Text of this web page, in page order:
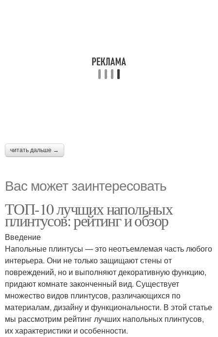
читать дальше →
Вас может заинтересовать
ТОП-10 лучших напольных
плинтусов: рейтинг и обзор
Введение
Напольные плинтусы — это неотъемлемая часть любого
интерьера. Они не только защищают стены от
повреждений, но и выполняют декоративную функцию,
придают комнате законченный вид. Существует
множество видов плинтусов, различающихся по
материалам, дизайну и функциональности. В этой статье
мы рассмотрим рейтинг лучших напольных плинтусов,
их характеристики и особенности.